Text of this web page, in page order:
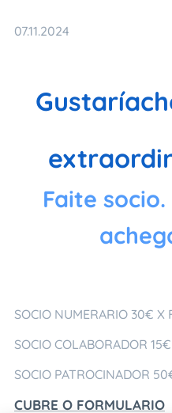
07.11.2024
Faite
SOCIO NUMERARIO 30€ X
SOCIO COLABORADOR
SOCIO PATROCINADOR
CUBRE O FORMULARIO